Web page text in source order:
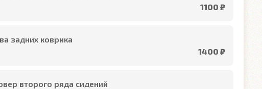
1100 ₽
задних коврика
1400 ₽
второго ряда сидений